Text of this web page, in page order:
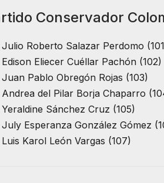
Conservador
Julio Roberto Salazar Perdomo
Edison Eliecer Cuéllar Pachón (102)
Juan Pablo Obregón Rojas (103)
Andrea del Pilar Borja Chaparro
Yeraldine Sánchez Cruz (105)
July Esperanza González Gómez
Luis Karol León Vargas (107)